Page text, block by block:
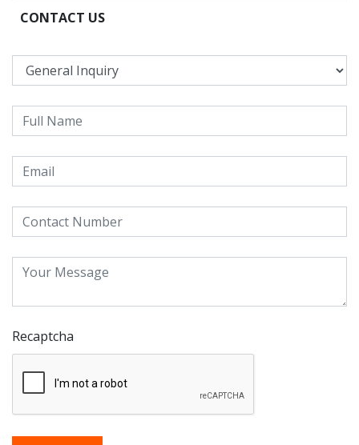
CONTACT US
Recaptcha